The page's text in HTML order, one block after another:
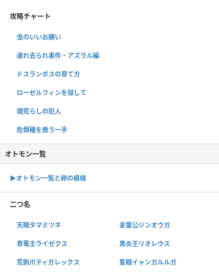
攻略チャート
虫のいいお願い
連れ去られ事件・アズラル編
ドスランポスの育て方
ローゼルフィンを探して
畑荒らしの犯人
危惧種を救う一手
オトモン一覧
▶︎オトモン一覧と卵の模様
二つ名
天眼タマミツネ 金雷公ジンオウガ
青電主ライゼクス 黒炎王リオレウス
荒鉤爪ティガレックス 隻眼イャンガルルガ